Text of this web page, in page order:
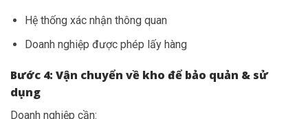
Hệ thống xác nhận thông quan
Doanh nghiệp được phép lấy hàng
Bước 4: Vận chuyển về kho để bảo quản & sử
dụng
Doanh nghiệp cần: